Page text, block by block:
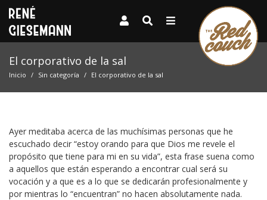
El corporativo de la sal
Inicio Sin categoría El corporativo de la sal
Ayer meditaba acerca de las muchísimas personas que he
escuchado decir “estoy orando para que Dios me revele el
propósito que tiene para mi en su vida”, esta frase suena como
a aquellos que están esperando a encontrar cual será su
vocación y a que es a lo que se dedicarán profesionalmente y
por mientras lo “encuentran” no hacen absolutamente nada.